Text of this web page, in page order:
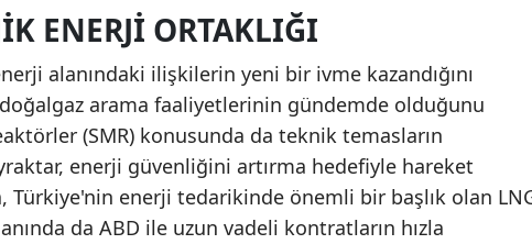
ENERJI ORTAKLIĞI
alanındaki ilişkilerin yeni bir ivme kazandığını
arama faaliyetlerinin gündemde olduğunu
(SMR) konusunda da teknik temasların
enerji güvenliğini artırma hedefiyle hareket
Türkiye'nin enerji tedarikinde önemli bir başlık olan
da ABD ile uzun vadeli kontratların hızla